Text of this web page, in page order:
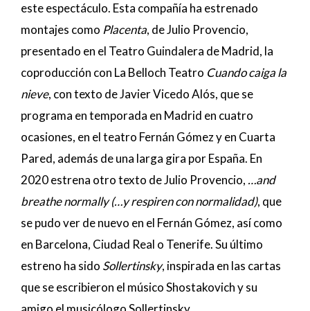
este espectáculo. Esta compañía ha estrenado
montajes como Placenta, de Julio Provencio,
presentado en el Teatro Guindalera de Madrid, la
coproducción con La Belloch Teatro Cuando caiga la
nieve, con texto de Javier Vicedo Alós, que se
programa en temporada en Madrid en cuatro
ocasiones, en el teatro Fernán Gómez y en Cuarta
Pared, además de una larga gira por España. En
2020 estrena otro texto de Julio Provencio, …and
breathe normally (…y respiren con normalidad), que
se pudo ver de nuevo en el Fernán Gómez, así como
en Barcelona, Ciudad Real o Tenerife. Su último
estreno ha sido Sollertinsky, inspirada en las cartas
que se escribieron el músico Shostakovich y su